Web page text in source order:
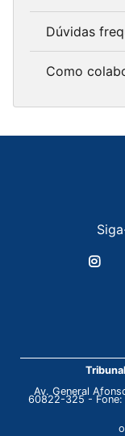
Dúvidas
Como
Av. General
60822-325 -